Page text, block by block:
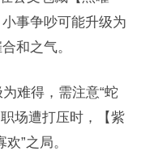
事争吵可能升级为
和之气。
难得，需注意“蛇
场遭打压时，【紫
”之局。